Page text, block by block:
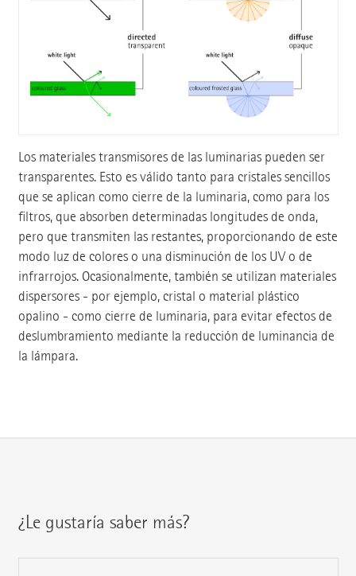
Los materiales transmisores de las luminarias pueden ser
transparentes. Esto es válido tanto para cristales sencillos
que se aplican como cierre de la luminaria, como para los
filtros, que absorben determinadas longitudes de onda,
pero que transmiten las restantes, proporcionando de este
modo luz de colores o una disminución de los UV o de
infrarrojos. Ocasionalmente, también se utilizan materiales
dispersores - por ejemplo, cristal o material plástico
opalino - como cierre de luminaria, para evitar efectos de
deslumbramiento mediante la reducción de luminancia de
la lámpara.
¿Le gustaría saber más?